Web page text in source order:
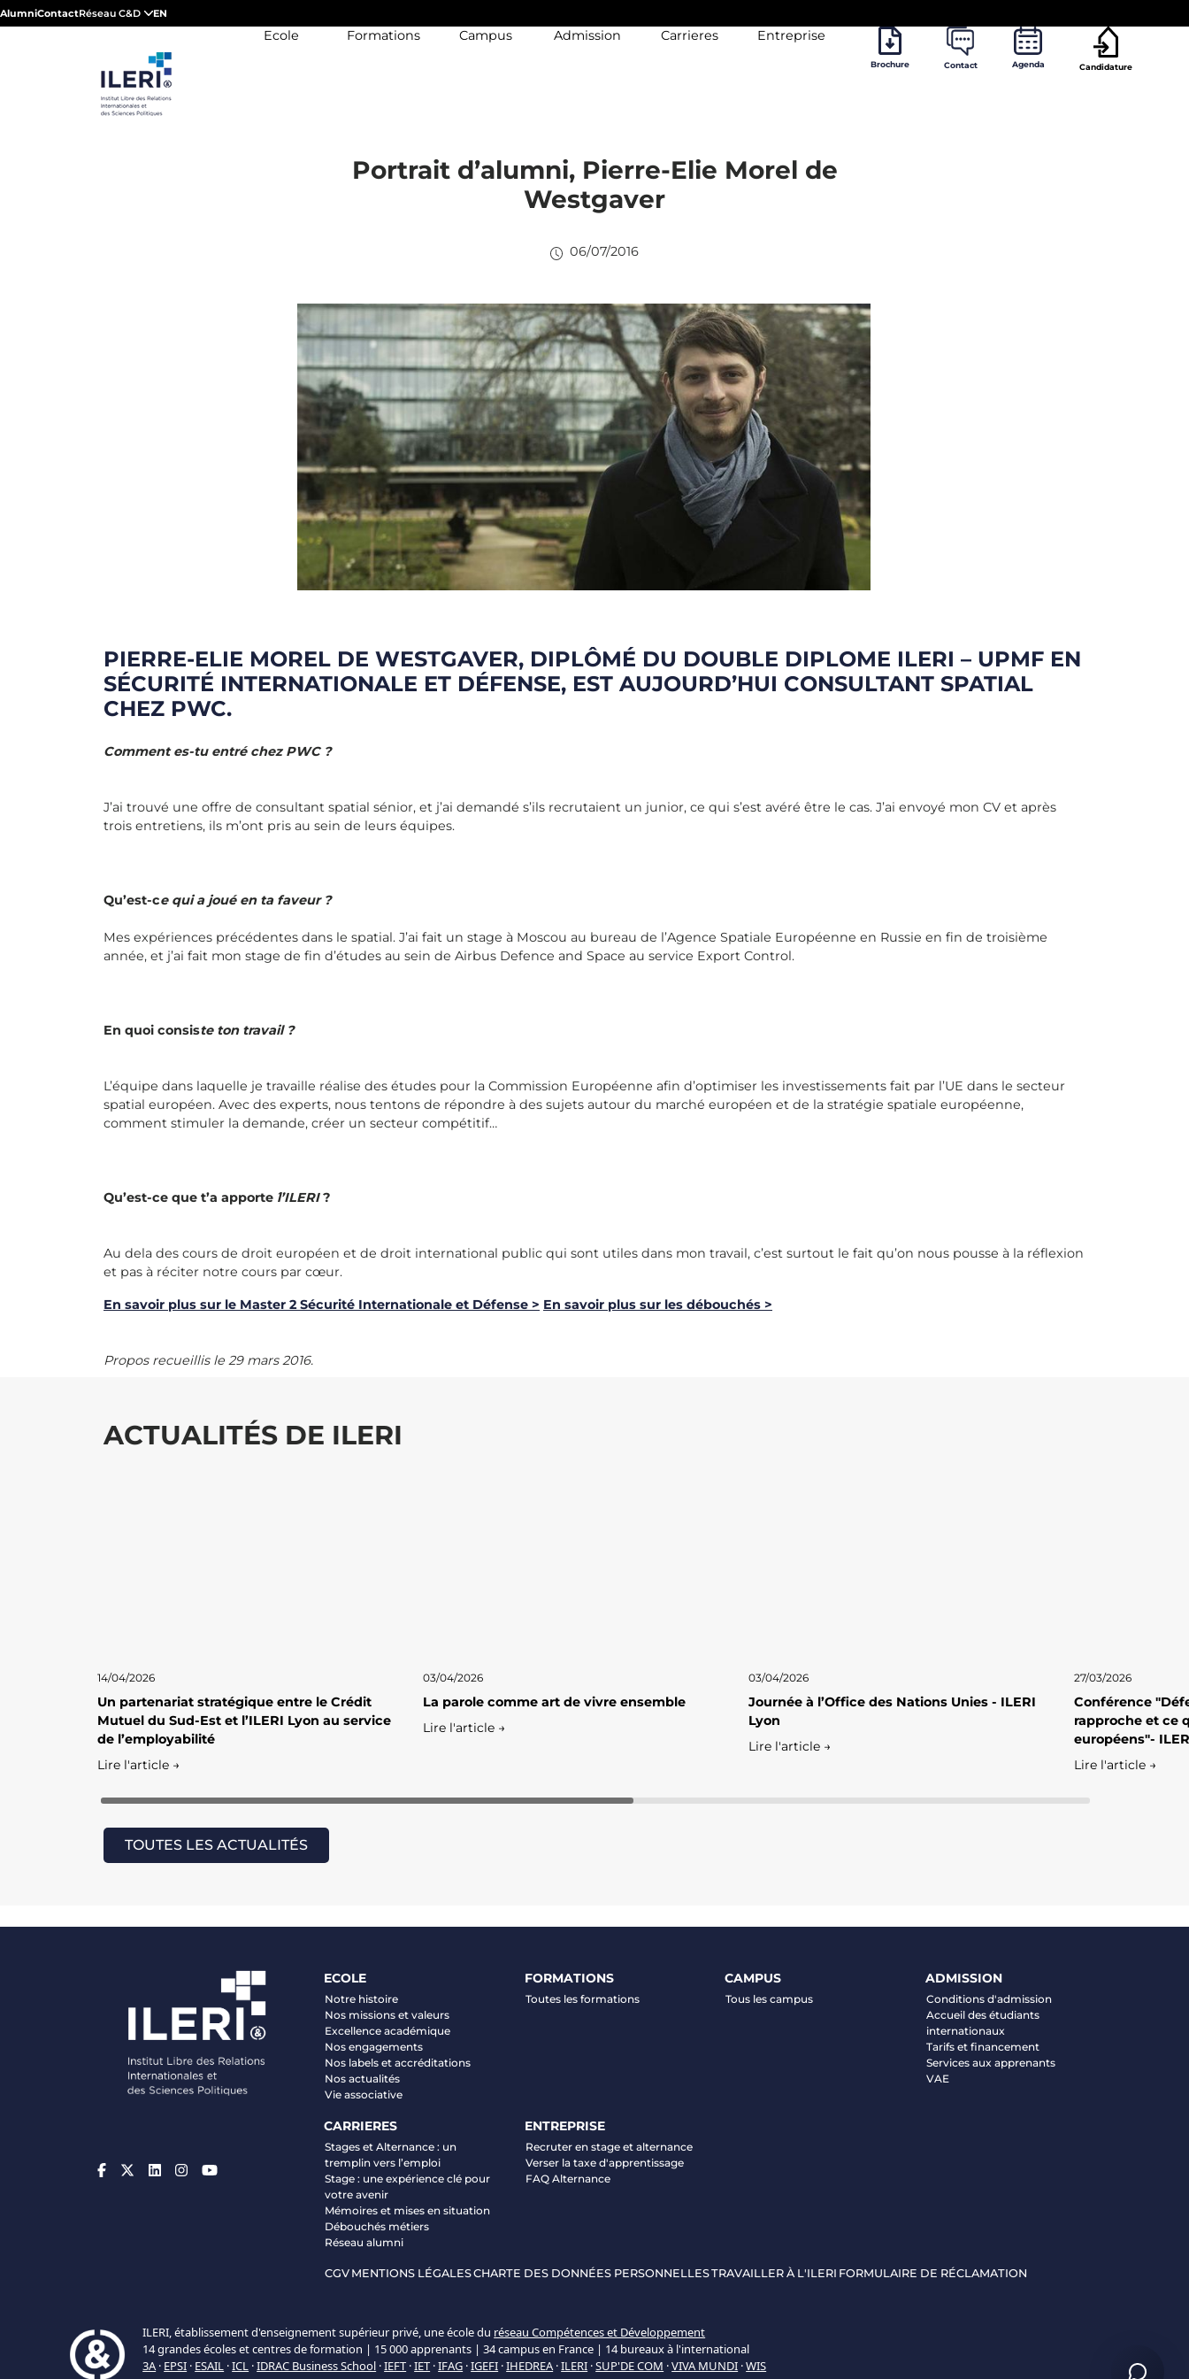
AlumniContactRéseau C&D EN
Ecole Formations Campus Admission Carrieres Entreprise
Brochure Contact Agenda Candidature
Portrait d’alumni, Pierre-Elie Morel de
Westgaver
06/07/2016
PIERRE-ELIE MOREL DE WESTGAVER, DIPLÔMÉ DU DOUBLE DIPLOME ILERI – UPMF EN
SÉCURITÉ INTERNATIONALE ET DÉFENSE, EST AUJOURD’HUI CONSULTANT SPATIAL
CHEZ PWC.
Comment es-tu entré chez PWC ?
J’ai trouvé une offre de consultant spatial sénior, et j’ai demandé s’ils recrutaient un junior, ce qui s’est avéré être le cas. J’ai envoyé mon CV et après
trois entretiens, ils m’ont pris au sein de leurs équipes.
Qu’est-ce qui a joué en ta faveur ?
Mes expériences précédentes dans le spatial. J’ai fait un stage à Moscou au bureau de l’Agence Spatiale Européenne en Russie en fin de troisième
année, et j’ai fait mon stage de fin d’études au sein de Airbus Defence and Space au service Export Control.
En quoi consiste ton travail ?
L’équipe dans laquelle je travaille réalise des études pour la Commission Européenne afin d’optimiser les investissements fait par l’UE dans le secteur
spatial européen. Avec des experts, nous tentons de répondre à des sujets autour du marché européen et de la stratégie spatiale européenne,
comment stimuler la demande, créer un secteur compétitif…
Qu’est-ce que t’a apporte ́ l’ILERI?
Au dela des cours de droit européen et de droit international public qui sont utiles dans mon travail, c’est surtout le fait qu’on nous pousse à la réflexion
et pas à réciter notre cours par cœur.
En savoir plus sur le Master 2 Sécurité Internationale et Défense > En savoir plus sur les débouchés >
Propos recueillis le 29 mars 2016.
ACTUALITÉS DE ILERI
14/04/2026
Un partenariat stratégique entre le Crédit
Mutuel du Sud-Est et l’ILERI Lyon au service
de l’employabilité
Lire l'article →
03/04/2026
La parole comme art de vivre ensemble
Lire l'article →
03/04/2026
Journée à l’Office des Nations Unies - ILERI
Lyon
Lire l'article →
27/03/2026
Conférence
rapproche et ce
européens"-
Lire l'article →
TOUTES LES ACTUALITÉS
ECOLE
Notre histoire
Nos missions et valeurs
Excellence académique
Nos engagements
Nos labels et accréditations
Nos actualités
Vie associative
FORMATIONS
Toutes les formations
CAMPUS
Tous les campus
ADMISSION
Conditions d'admission
Accueil des étudiants
internationaux
Tarifs et financement
Services aux apprenants
VAE
CARRIERES
Stages et Alternance : un
tremplin vers l’emploi
Stage : une expérience clé pour
votre avenir
Mémoires et mises en situation
Débouchés métiers
Réseau alumni
ENTREPRISE
Recruter en stage et alternance
Verser la taxe d'apprentissage
FAQ Alternance
CGV MENTIONS LÉGALESCHARTE DES DONNÉES PERSONNELLESTRAVAILLER À L'ILERI FORMULAIRE DE RÉCLAMATION